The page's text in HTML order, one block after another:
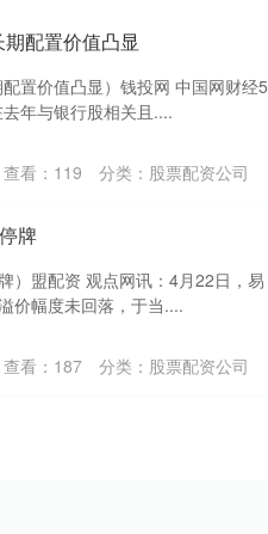
配置价值凸显
置价值凸显）钱投网 中国网财经5
年与银行股相关且....
查看： 119 分类： 股票配资公司
牌
）盟配资 观点网讯：4月22日，易
价幅度未回落，于当....
查看： 187 分类： 股票配资公司